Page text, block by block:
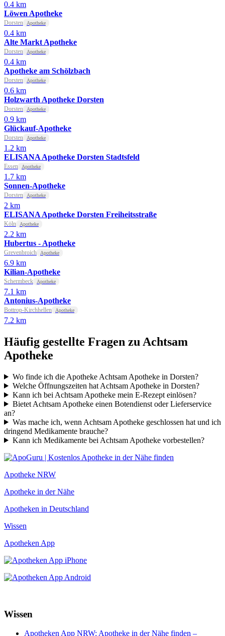
0.4 km
Löwen Apotheke
Dorsten Apotheke
0.4 km
Alte Markt Apotheke
Dorsten Apotheke
0.4 km
Apotheke am Schölzbach
Dorsten Apotheke
0.6 km
Holzwarth Apotheke Dorsten
Dorsten Apotheke
0.9 km
Glückauf-Apotheke
Dorsten Apotheke
1.2 km
ELISANA Apotheke Dorsten Stadtsfeld
Essen Apotheke
1.7 km
Sonnen-Apotheke
Dorsten Apotheke
2 km
ELISANA Apotheke Dorsten Freiheitsstraße
Köln Apotheke
2.2 km
Hubertus - Apotheke
Grevenbroich Apotheke
6.9 km
Kilian-Apotheke
Schermbeck Apotheke
7.1 km
Antonius-Apotheke
Bottrop-Kirchhellen Apotheke
7.2 km
Häufig gestellte Fragen zu Achtsam
Apotheke
Wo finde ich die Apotheke Achtsam Apotheke in Dorsten?
Welche Öffnungszeiten hat Achtsam Apotheke in Dorsten?
Kann ich bei Achtsam Apotheke mein E-Rezept einlösen?
Bietet Achtsam Apotheke einen Botendienst oder Lieferservice
an?
Was mache ich, wenn Achtsam Apotheke geschlossen hat und ich
dringend Medikamente brauche?
Kann ich Medikamente bei Achtsam Apotheke vorbestellen?
Apotheke NRW
Apotheke in der Nähe
Apotheken in Deutschland
Wissen
Apotheken App
Wissen
Apotheken App NRW: Apotheke in der Nähe finden –